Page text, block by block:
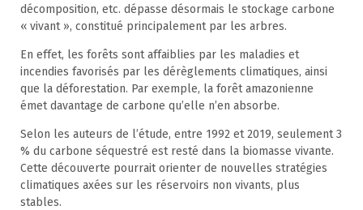
décomposition, etc. dépasse désormais le stockage carbone
« vivant », constitué principalement par les arbres.
En effet, les forêts sont affaiblies par les maladies et
incendies favorisés par les dérèglements climatiques, ainsi
que la déforestation. Par exemple, la forêt amazonienne
émet davantage de carbone qu’elle n’en absorbe.
Selon les auteurs de l’étude, entre 1992 et 2019, seulement 3
% du carbone séquestré est resté dans la biomasse vivante.
Cette découverte pourrait orienter de nouvelles stratégies
climatiques axées sur les réservoirs non vivants, plus
stables.